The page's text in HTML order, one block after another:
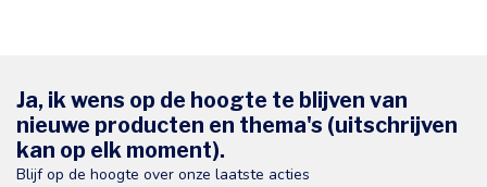
Ja, ik wens op de hoogte te blijven van
nieuwe producten en thema's (uitschrijven
kan op elk moment).
Blijf op de hoogte over onze laatste acties